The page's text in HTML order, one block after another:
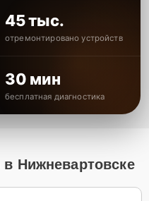
45 тыс.
отремонтировано устройств
30 мин
бесплатная диагностика
Нижневартовске